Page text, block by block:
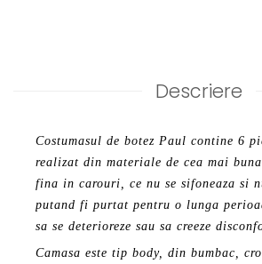
Descriere
Costumasul de botez Paul contine 6
realizat din materiale de cea mai
fina in carouri, ce nu se sifoneaza si
putand fi purtat pentru o lunga
sa se deterioreze sau sa creeze
Camasa este tip body, din bumbac,